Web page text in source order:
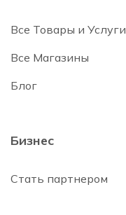
Все Товары и Услуги
Все Магазины
Блог
Бизнес
Стать партнером